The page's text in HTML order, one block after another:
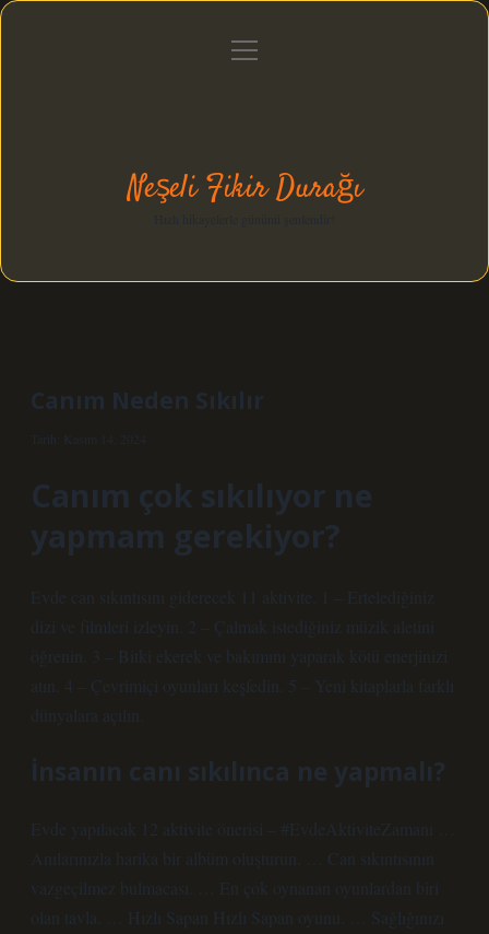
Gizlilik Politikası
menüyü
Neşeli Fikir Durağı
Canım Neden Sıkılır
Tarih: Kasım 14, 2024
Canım çok sıkılıyor ne
yapmam gerekiyor?
Evde can sıkıntısını giderecek 11 aktivite. 1 – Ertelediğiniz
dizi ve filmleri izleyin. 2 – Çalmak istediğiniz müzik aletini
öğrenin. 3 – Bitki ekerek ve bakımını yaparak kötü enerjinizi
atın. 4 – Çevrimiçi oyunları keşfedin. 5 – Yeni kitaplarla farklı
dünyalara açılın.
İnsanın canı sıkılınca ne yapmalı?
Evde yapılacak 12 aktivite önerisi – #EvdeAktiviteZamanı …
Anılarınızla harika bir albüm oluşturun. … Can sıkıntısının
vazgeçilmez bulmacası. … En çok oynanan oyunlardan biri
olan tavla. … Hızlı Sapan Hızlı Sapan oyunu. … Sağlığınızı